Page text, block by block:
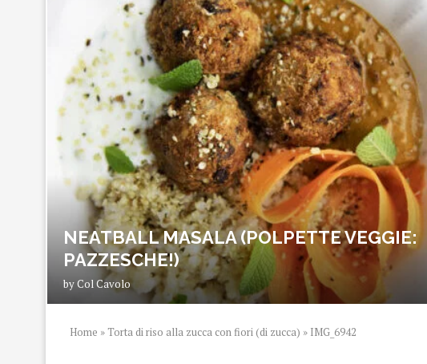
NEATBALL MASALA (POLPETTE VEGGIE:
PAZZESCHE!)
byCol Cavolo
Home »Torta di riso alla zucca con fiori (di zucca) » IMG_6942